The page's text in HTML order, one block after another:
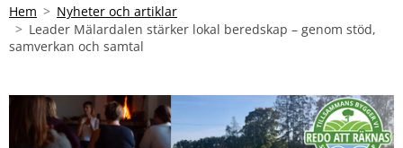
Hem
Nyheter och artiklar
Leader Mälardalen stärker lokal beredskap – genom stöd,
samverkan och samtal